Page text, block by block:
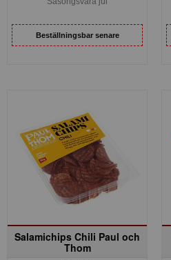
Beställningsbar senare
Salamichips Chili Paul och
Thom